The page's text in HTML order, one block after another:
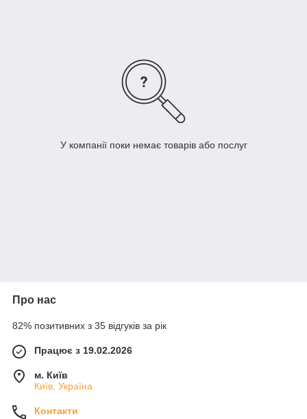
У компанії поки немає товарів або послуг
Про нас
82% позитивних з 35 відгуків за рік
Працює з 19.02.2026
м. Київ
Київ, Україна
Контакти